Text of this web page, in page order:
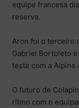
equipe francesa
reserva.
Aron foi o terceiro
Gabriel Bortoleto e
teste com a Alpine
O futuro de
ritmo com o